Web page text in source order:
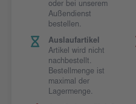
oder bei unserem
Außendienst
bestellen.
Auslaufartikel
Artikel wird nicht
nachbestellt.
Bestellmenge ist
maximal der
Lagermenge.